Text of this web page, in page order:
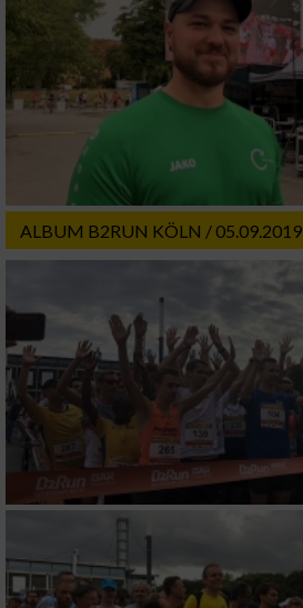
ALBUM B2RUN KÖLN / 05.09.2019